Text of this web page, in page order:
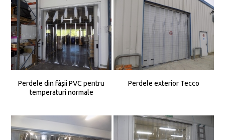
Perdele din fâșii PVC pentru
temperaturi normale
Perdele exterior Tecco